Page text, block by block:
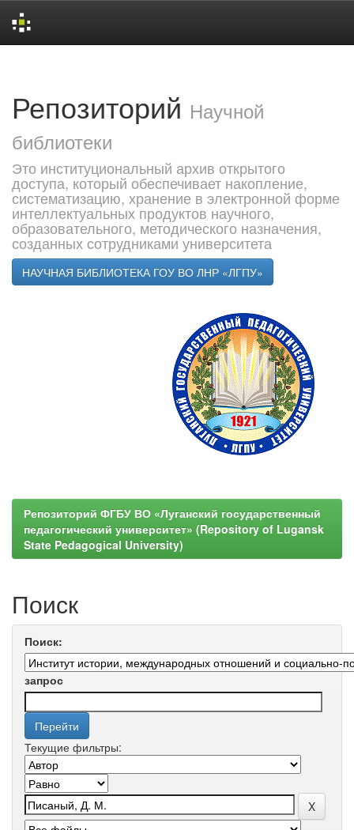
Репозиторий Научной
библиотеки
Это институциональный архив открытого
доступа, который обеспечивает накопление,
систематизацию, хранение в электронной форме
интеллектуальных продуктов научного,
образовательного, методического назначения,
созданных сотрудниками университета
НАУЧНАЯ БИБЛИОТЕКА ГОУ ВО ЛНР «ЛГПУ»
Репозиторий ФГБУ ВО «Луганский государственный
педагогический университет» (Repository of Lugansk
State Pedagogical University)
Поиск
Поиск:
запрос
Текущие фильтры: